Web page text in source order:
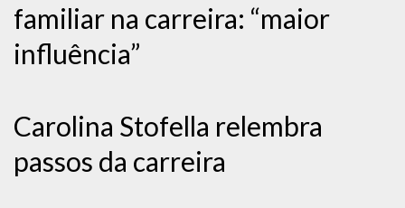
familiar na carreira: “maior
influência”
Carolina Stofella relembra
passos da carreira